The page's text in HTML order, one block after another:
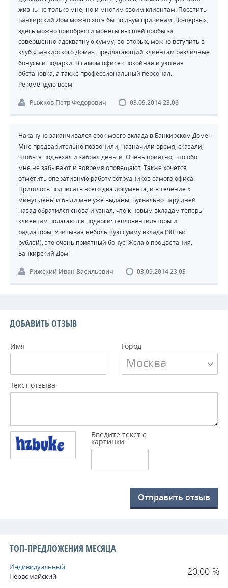
жизнь не только мне, но и многим своим клиентам. Посетить
Банкирский Дом можно хотя бы по двум причинам. Во-первых,
здесь можно приобрести монеты высшей пробы за
совершенно адекватную сумму, во-вторых, можно вступить в
клуб «Банкирского Дома», предлагающий клиентам различные
бонусы и подарки. В самом офисе спокойная и уютная
обстановка, а также профессиональный персонал.
Рекомендую всем!
Рыжков Петр Федорович 03.09.2014 23:06
Накануне заканчивался срок моего вклада в Банкирском Доме.
Мне предварительно позвонили, назначили время, сказали,
чтобы я подъехал и забрал деньги. Очень приятно, что обо
мне не забывают и вовремя оповещают. Также хочется
отметить оперативную работу сотрудников самого офиса.
Пришлось подписать всего два документа, и в течение 5
минут деньги были мне уже выданы. Буквально пару дней
назад обратился снова и узнал, что к новым вкладам теперь
клиентам полагаются подарки: тепловентиляторы и
радиаторы. Учитывая небольшую сумму вклада (30 тыс.
рублей), это очень приятный бонус! Желаю процветания,
Банкирский Дом!
Рижский Иван Васильевич 03.09.2014 23:05
ДОБАВИТЬ ОТЗЫВ
Имя Город
Москва
Текст отзыва
Введите текст с
картинки
Отправить отзыв
ТОП-ПРЕДЛОЖЕНИЯ МЕСЯЦА
Индивидуальный
Первомайский
20.00 %